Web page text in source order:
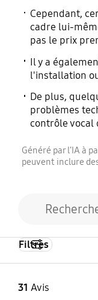
Cependant,
cadre lui-
pas le prix
Il y a
l'installation
De plus,
problèmes
contrôle vocal
Généré par l'IA à
peuvent inclure
31 Avis
Filtres